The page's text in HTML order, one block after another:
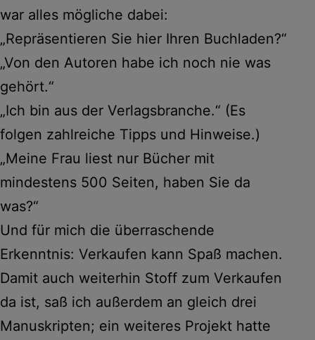
war alles mögliche dabei:
„Repräsentieren Sie hier Ihren Buchladen?“
„Von den Autoren habe ich noch nie was
gehört.“
„Ich bin aus der Verlagsbranche.“ (Es
folgen zahlreiche Tipps und Hinweise.)
„Meine Frau liest nur Bücher mit
mindestens 500 Seiten, haben Sie da
was?“
Und für mich die überraschende
Erkenntnis: Verkaufen kann Spaß machen.
Damit auch weiterhin Stoff zum Verkaufen
da ist, saß ich außerdem an gleich drei
Manuskripten; ein weiteres Projekt hatte